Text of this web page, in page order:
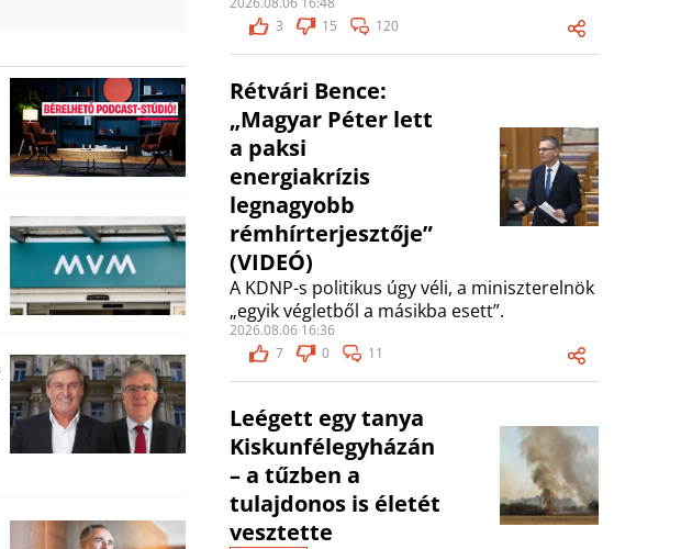
3
15 120
Rétvári Bence:
„Magyar Péter lett
a paksi
energiakrízis
legnagyobb
rémhírterjesztője”
(VIDEÓ)
A KDNP-s politikus úgy véli, a miniszterelnök
„egyik végletből a másikba esett”.
2026.08.06 16:36
7
0 11
Leégett egy tanya
Kiskunfélegyházán
– a tűzben a
tulajdonos is életét
vesztette